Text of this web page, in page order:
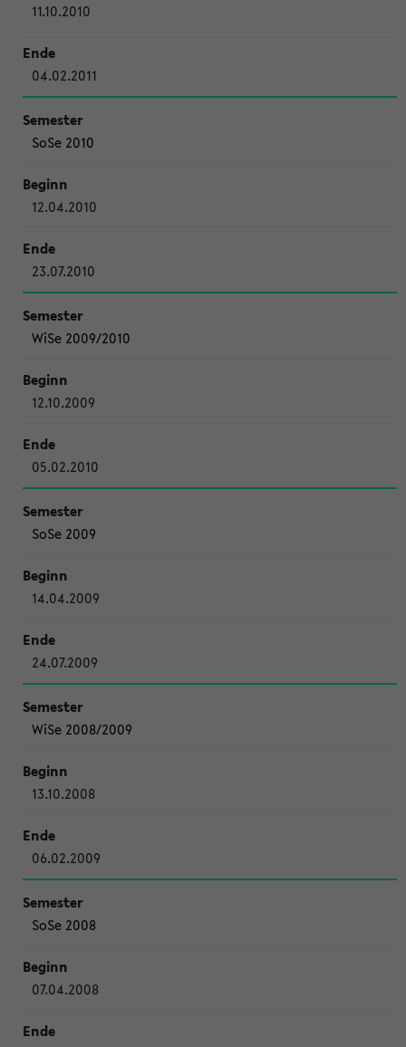
11.10.2010
04.02.2011
SoSe 2010
12.04.2010
23.07.2010
WiSe 2009/2010
12.10.2009
05.02.2010
SoSe 2009
14.04.2009
24.07.2009
WiSe 2008/2009
13.10.2008
06.02.2009
SoSe 2008
07.04.2008